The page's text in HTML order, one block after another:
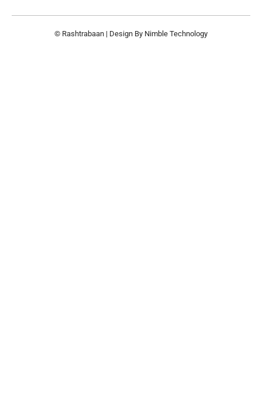
© Rashtrabaan | Design By Nimble Technology